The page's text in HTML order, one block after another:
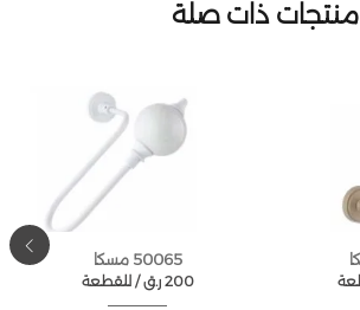
منتجات ذات صلة
50065 مسكا
للقطعة / 200 ر.ق